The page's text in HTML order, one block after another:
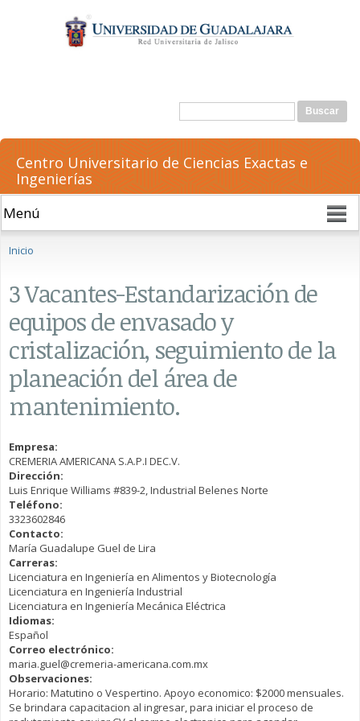
contenido
principal
Formulario de búsqueda
Buscar
Centro Universitario de Ciencias Exactas e
Ingenierías
Inicio
3 Vacantes-Estandarización de
equipos de envasado y
cristalización, seguimiento de la
planeación del área de
mantenimiento.
Empresa:
CREMERIA AMERICANA S.A.P.I DEC.V.
Dirección:
Luis Enrique Williams #839-2, Industrial Belenes Norte
Teléfono:
3323602846
Contacto:
María Guadalupe Guel de Lira
Carreras:
Licenciatura en Ingeniería en Alimentos y Biotecnología
Licenciatura en Ingeniería Industrial
Licenciatura en Ingeniería Mecánica Eléctrica
Idiomas:
Español
Correo electrónico:
maria.guel@cremeria-americana.com.mx
Observaciones:
Horario: Matutino o Vespertino. Apoyo economico: $2000 mensuales.
Se brindara capacitacion al ingresar, para iniciar el proceso de